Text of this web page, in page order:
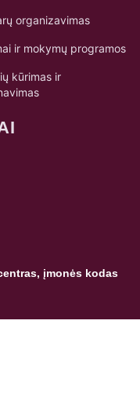
organizavimas
ir mokymų programos
kūrimas ir
įmonės kodas